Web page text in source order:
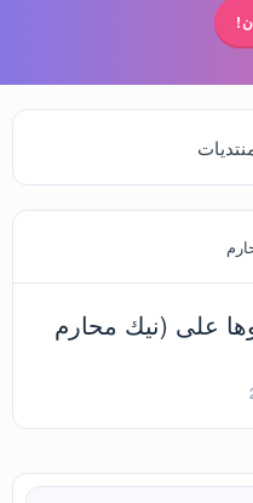
على (نيك محارم